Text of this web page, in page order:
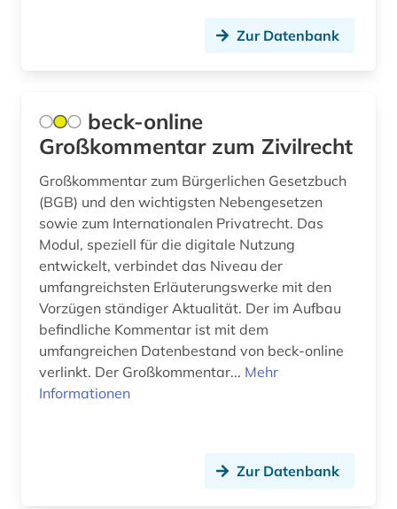
elektronische zeitschrift (1)
elektronisches buch (2)
elsass (1)
empfindsamkeit (1)
energie (1)
energierecht (2)
energiewirtschaftsrecht (1)
Zur Datenbank
beck-online
Großkommentar zum Zivilrecht
Großkommentar zum Bürgerlichen Gesetzbuch
(BGB) und den wichtigsten Nebengesetzen
sowie zum Internationalen Privatrecht. Das
Modul, speziell für die digitale Nutzung
entwickelt, verbindet das Niveau der
umfangreichsten Erläuterungswerke mit den
Vorzügen ständiger Aktualität. Der im Aufbau
befindliche Kommentar ist mit dem
umfangreichen Datenbestand von beck-online
verlinkt. Der Großkommentar... Mehr
Informationen
Zur Datenbank